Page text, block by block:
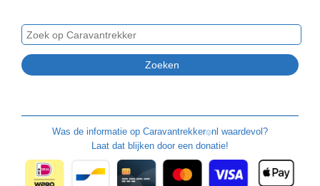
Was de informatie op Caravantrekker🙂nl waardevol?
Laat dat blijken door een donatie!